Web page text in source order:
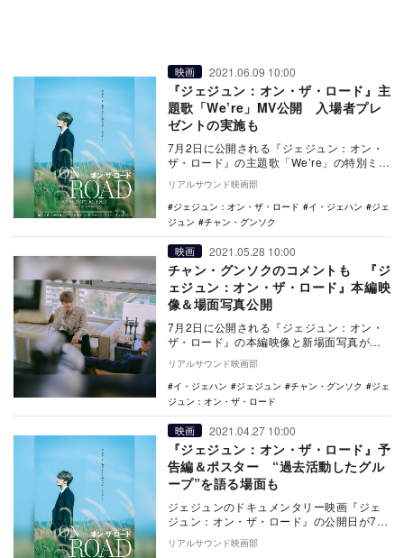
映画 2021.06.09 10:00
『ジェジュン：オン・ザ・ロード』主
題歌「We’re」MV公開 入場者プレ
ゼントの実施も
7月2日に公開される『ジェジュン：オン・
ザ・ロード』の主題歌「We’re」の特別ミュ
リアルサウンド映画部
ジェジュン：オン・ザ・ロード
イ・ジェハン
ジェ
ジュン
チャン・グンソク
映画 2021.05.28 10:00
チャン・グンソクのコメントも 『ジ
ェジュン：オン・ザ・ロード』本編映
像＆場面写真公開
7月2日に公開される『ジェジュン：オン・
ザ・ロード』の本編映像と新場面写真が公
開された。 本作は、2004年のデビュー以
来、…
リアルサウンド映画部
イ・ジェハン
ジェジュン チャン・グンソク
ジェ
ジュン：オン・ザ・ロード
映画 2021.04.27 10:00
『ジェジュン：オン・ザ・ロード』予
告編＆ポスター “過去活動したグル
ープ”を語る場面も
ジェジュンのドキュメンタリー映画『ジェ
ジュン：オン・ザ・ロード』の公開日が7月
2日に決定し、あわせて予告編とポスタービ
ジュアルが…
リアルサウンド映画部